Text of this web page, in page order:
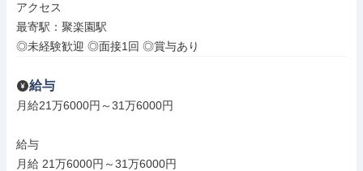
アクセス
最寄駅：聚楽園駅
◎未経験歓迎 ◎面接1回 ◎賞与あり
給与
月給21万6000円～31万6000円
給与
月給 21万6000円～31万6000円